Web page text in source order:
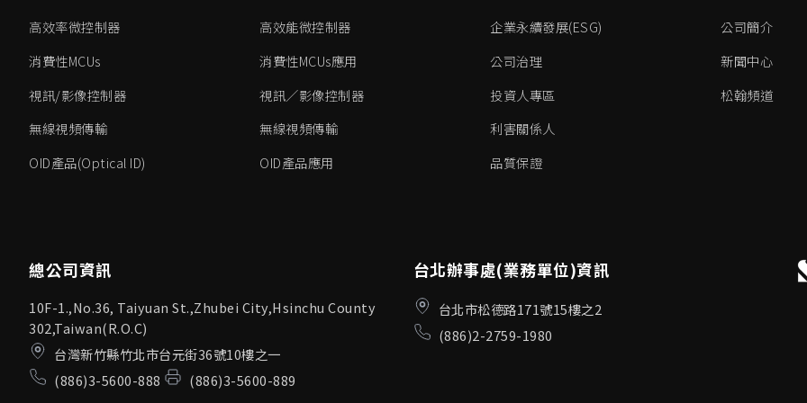
高效率微控制器
消費性MCUs
視訊/影像控制器
無線視頻傳輸
OID產品(Optical ID)
高效能微控制器
消費性MCUs應用
視訊／影像控制器
無線視頻傳輸
OID產品應用
企業永續發展(ESG)
公司治理
投資人專區
利害關係人
品質保證
公司簡介
新聞中心
松翰頻道
總公司資訊
10F-1.,No.36, Taiyuan St.,Zhubei City,Hsinchu County
302,Taiwan(R.O.C)
台灣新竹縣竹北市台元街36號10樓之一
(886)3-5600-888
(886)3-5600-889
台北辦事處(業務單位)資訊
台北市松德路171號15樓之2
(886)2-2759-1980